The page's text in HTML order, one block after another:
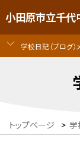
小田原市立千代
学校日記（ブログ）
トップページ > 学